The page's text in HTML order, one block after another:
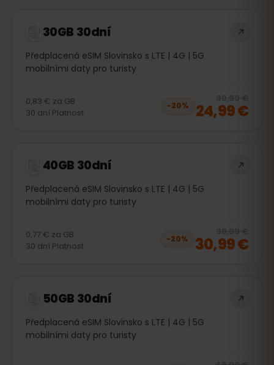
30GB 30dní
Předplacená eSIM Slovinsko s LTE | 4G | 5G
mobilními daty pro turisty
0,83 € za GB
30 dní Platnost
−20%
30,99 €
24,99 €
40GB 30dní
Předplacená eSIM Slovinsko s LTE | 4G | 5G
mobilními daty pro turisty
0,77 € za GB
30 dní Platnost
−20%
38,99 €
30,99 €
50GB 30dní
Předplacená eSIM Slovinsko s LTE | 4G | 5G
mobilními daty pro turisty